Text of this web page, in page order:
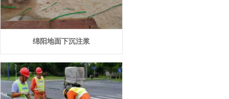
绵阳地面下沉注浆